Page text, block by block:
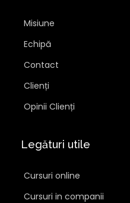
Misiune
Echipă
Contact
Clienți
Opinii Clienți
Legături utile
Cursuri online
Cursuri in companii